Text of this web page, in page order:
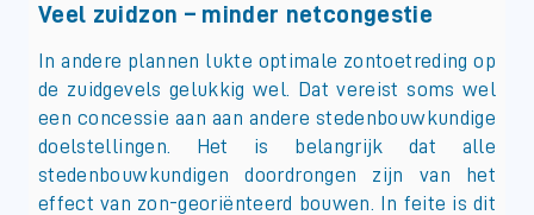
Veel zuidzon – minder netcongestie
In andere plannen lukte optimale zontoetreding op
de zuidgevels gelukkig wel. Dat vereist soms wel
een concessie aan aan andere stedenbouwkundige
doelstellingen. Het is belangrijk dat alle
stedenbouwkundigen doordrongen zijn van het
effect van zon-georiënteerd bouwen. In feite is dit